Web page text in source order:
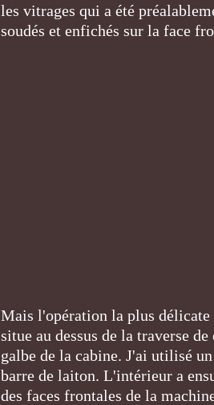
les vitrages qui a été
soudés et enfichés sur la face
Mais l'opération la plus
situe au dessus de la traverse
galbe de la cabine. J'ai utilisé
barre de laiton. L'intérieur a
des faces frontales de la